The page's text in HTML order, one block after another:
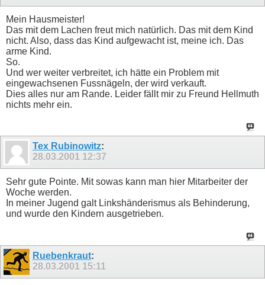
Mein Hausmeister!
Das mit dem Lachen freut mich natürlich. Das mit dem Kind
nicht. Also, dass das Kind aufgewacht ist, meine ich. Das
arme Kind.
So.
Und wer weiter verbreitet, ich hätte ein Problem mit
eingewachsenen Fussnägeln, der wird verkauft.
Dies alles nur am Rande. Leider fällt mir zu Freund Hellmuth
nichts mehr ein.
Tex Rubinowitz:
28.03.2001 12:37
Sehr gute Pointe. Mit sowas kann man hier Mitarbeiter der
Woche werden.
In meiner Jugend galt Linkshänderismus als Behinderung,
und wurde den Kindern ausgetrieben.
Ruebenkraut:
28.03.2001 15:11